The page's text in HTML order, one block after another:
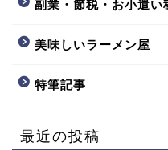
副業・節税・お小遣い
美味しいラーメン屋
特筆記事
最近の投稿